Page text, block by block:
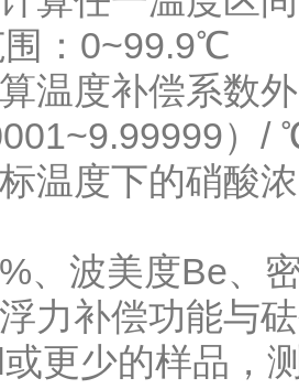
：0~99.9℃
温度补偿系数
）/
温度下的硝酸
、波美度Be、
力补偿功能与
更少的样品，